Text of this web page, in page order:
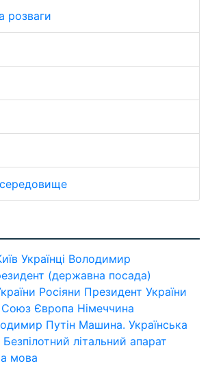
розваги
Українці Володимир
(державна посада)
Росіяни Президент України
Союз Європа Німеччина
Путін Машина. Українська
Безпілотний літальний апарат
мова